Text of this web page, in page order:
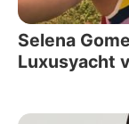
Selena
Luxusyacht